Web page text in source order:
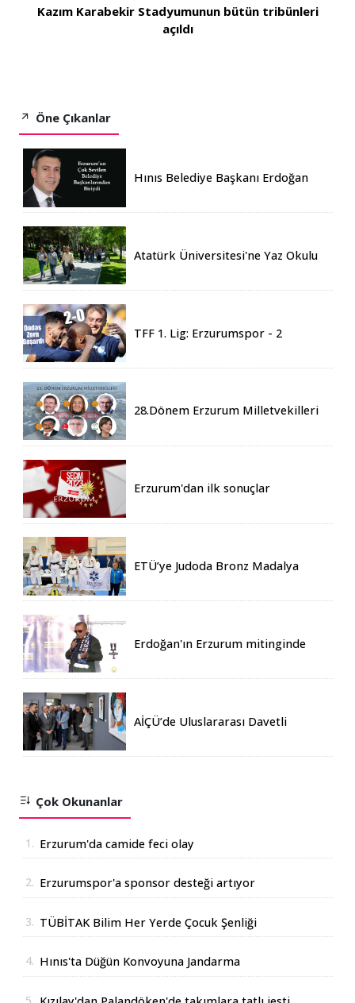
Kazım Karabekir Stadyumunun bütün tribünleri
açıldı
Öne Çıkanlar
Hınıs Belediye Başkanı Erdoğan
Atatürk Üniversitesi'ne Yaz Okulu
TFF 1. Lig: Erzurumspor - 2
28.Dönem Erzurum Milletvekilleri
Erzurum'dan ilk sonuçlar
ETÜ’ye Judoda Bronz Madalya
Erdoğan'ın Erzurum mitinginde
AİÇÜ’de Uluslararası Davetli
Çok Okunanlar
1. Erzurum'da camide feci olay
2. Erzurumspor'a sponsor desteği artıyor
3. TÜBİTAK Bilim Her Yerde Çocuk Şenliği
4. Hınıs'ta Düğün Konvoyuna Jandarma
5.